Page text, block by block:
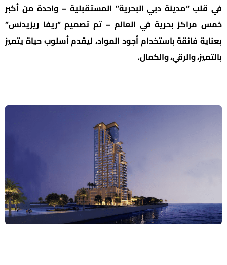
في قلب “مدينة دبي البحرية” المستقبلية – واحدة من أكبر
خمس مراكز بحرية في العالم – تم تصميم “ريفا ريزيدنس”
بعناية فائقة باستخدام أجود المواد، ليقدم أسلوب حياة يتميز
بالتميز، والرقي، والكمال.